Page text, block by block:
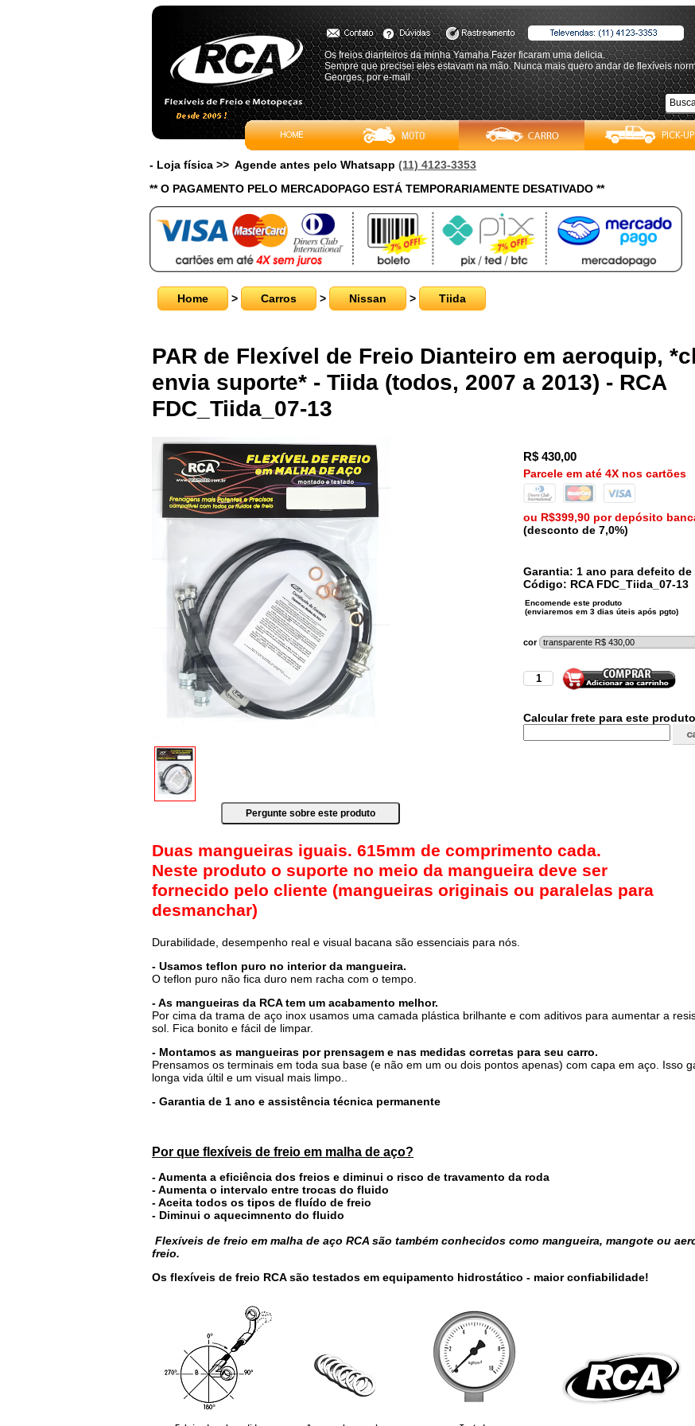
Os freios dianteiros da minha Yamaha Fazer ficaram uma delicia.
Sempre que precisei eles estavam na mão. Nunca mais quero andar de flexíveis
Georges, por e-mail
- Loja física >> Agende antes pelo Whatsapp (11) 4123-3353
** O PAGAMENTO PELO MERCADOPAGO ESTÁ TEMPORARIAMENTE DESATIVADO **
Home > Carros > Nissan > Tiida
PAR de Flexível de Freio Dianteiro em aeroquip,
envia suporte* - Tiida (todos, 2007 a 2013) - RCA
FDC_Tiida_07-13
R$430,00
Parcele em até 4X nos cartões
ou R$399,90 por depósito
(desconto de 7,0%)
Garantia: 1 ano para defeito de
Código: RCAFDC_Tiida_07-13
cor
Calcular frete para este
Duas mangueiras iguais. 615mm de comprimento cada.
Neste produto o suporte no meio da mangueira deve ser
fornecido pelo cliente (mangueiras originais ou paralelas para
desmanchar)
Durabilidade, desempenho real e visual bacana são essenciais para nós.
- Usamos teflon puro no interior da mangueira.
O teflon puro não fica duro nem racha com o tempo.
- As mangueiras da RCA tem um acabamento melhor.
Por cima da trama de aço inox usamos uma camada plástica brilhante e com aditivos para aumentar a
sol. Fica bonito e fácil de limpar.
- Montamos as mangueiras por prensagem e nas medidas corretas para seu carro.
Prensamos os terminais em toda sua base (e não em um ou dois pontos apenas) com capa em aço. Isso
longa vida últil e um visual mais limpo..
- Garantia de 1 ano e assistência técnica permanente
Por que flexíveis de freio em malha de aço?
- Aumenta a eficiência dos freios e diminui o risco de travamento da roda
- Aumenta o intervalo entre trocas do fluido
- Aceita todos os tipos de fluído de freio
- Diminui o aquecimnento do fluido
Flexíveis de freio em malha de aço RCA são também conhecidos como mangueira, mangote ou
freio.
Os flexíveis de freio RCA são testados em equipamento hidrostático - maior confiabilidade!